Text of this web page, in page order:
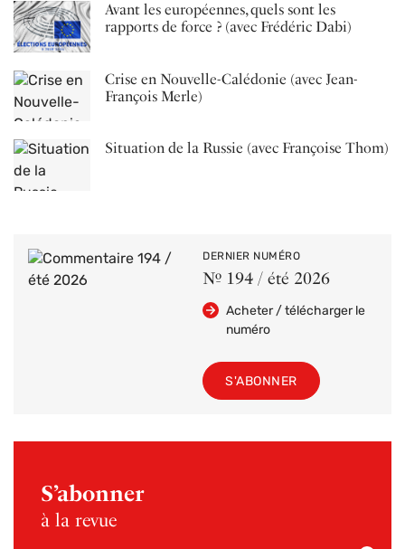
Avant les européennes, quels sont les
rapports de force ? (avec Frédéric Dabi)
Crise en Nouvelle-Calédonie (avec Jean-
François Merle)
Situation de la Russie (avec Françoise Thom)
DERNIER NUMÉRO
Nº 194 / été 2026
Acheter / télécharger le
numéro
S'ABONNER
S’abonner
à la revue